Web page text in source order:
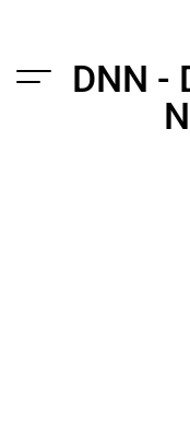
Menu
DNN -